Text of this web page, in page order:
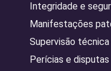
Integridade e
Manifestações
Supervisão
Perícias e